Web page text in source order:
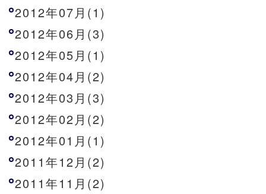
2012年07月(1)
2012年06月(3)
2012年05月(1)
2012年04月(2)
2012年03月(3)
2012年02月(2)
2012年01月(1)
2011年12月(2)
2011年11月(2)